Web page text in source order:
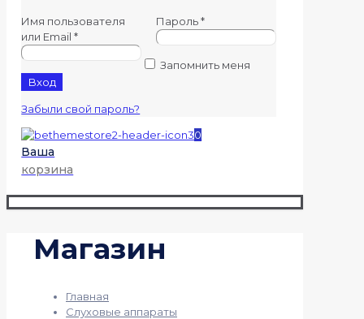
Имя пользователя
или Email*
Пароль*
Запомнить меня
Вход
Забыли свой пароль?
0
Ваша
корзина
Магазин
Главная
Слуховые аппараты